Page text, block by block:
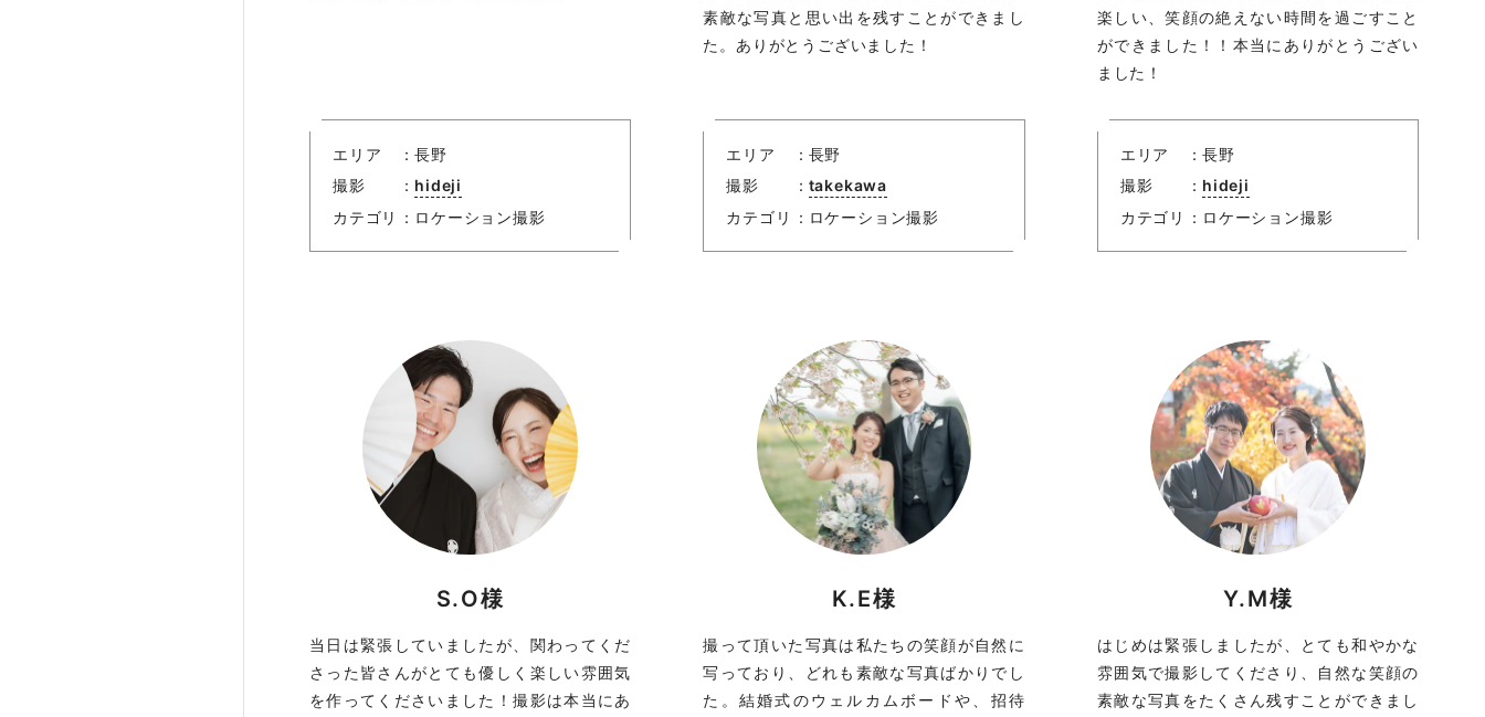
エリア
長野
撮影
hideji
カテゴリ
ロケーション撮影
素敵な写真と思い出を残すことができまし
た。ありがとうございました！
エリア
長野
撮影
takekawa
カテゴリ
ロケーション撮影
楽しい、笑顔の絶えない時間を過ごすこと
ができました！！本当にありがとうござい
ました！
エリア
長野
撮影
hideji
カテゴリ
ロケーション撮影
S.O様
当日は緊張していましたが、関わってくだ
さった皆さんがとても優しく楽しい雰囲気
を作ってくださいました！撮影は本当にあ
K.E様
撮って頂いた写真は私たちの笑顔が自然に
写っており、どれも素敵な写真ばかりでし
た。結婚式のウェルカムボードや、招待
Y.M様
はじめは緊張しましたが、とても和やかな
雰囲気で撮影してくださり、自然な笑顔の
素敵な写真をたくさん残すことができまし